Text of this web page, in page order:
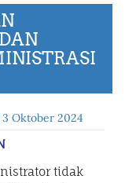
3 Oktober 2024
tidak